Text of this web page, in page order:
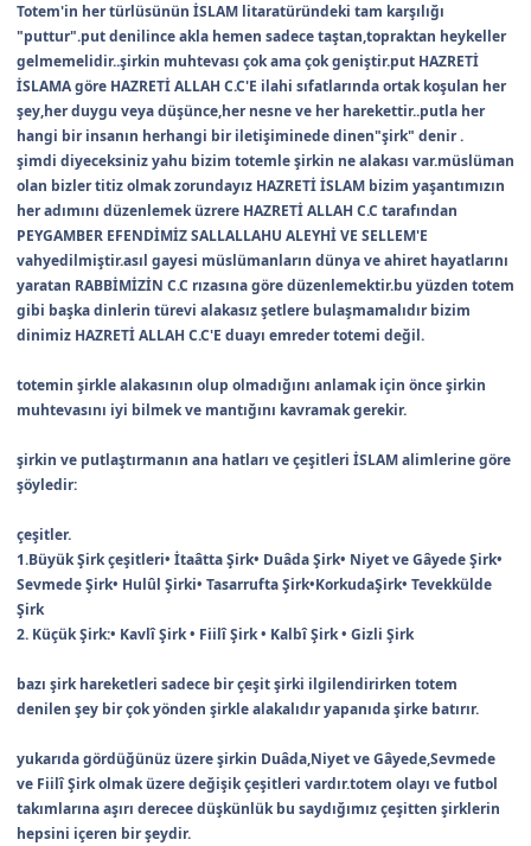
Totem'in her türlüsünün İSLAM litaratüründeki tam karşılığı
"puttur".put denilince akla hemen sadece taştan,topraktan heykeller
gelmemelidir..şirkin muhtevası çok ama çok geniştir.put HAZRETİ
İSLAMA göre HAZRETİ ALLAH C.C'E ilahi sıfatlarında ortak koşulan her
şey,her duygu veya düşünce,her nesne ve her harekettir..putla her
hangi bir insanın herhangi bir iletişiminede dinen"şirk" denir .
şimdi diyeceksiniz yahu bizim totemle şirkin ne alakası var.müslüman
olan bizler titiz olmak zorundayız HAZRETİ İSLAM bizim yaşantımızın
her adımını düzenlemek üzrere HAZRETİ ALLAH C.C tarafından
PEYGAMBER EFENDİMİZ SALLALLAHU ALEYHİ VE SELLEM'E
vahyedilmiştir.asıl gayesi müslümanların dünya ve ahiret hayatlarını
yaratan RABBİMİZİN C.C rızasına göre düzenlemektir.bu yüzden totem
gibi başka dinlerin türevi alakasız şetlere bulaşmamalıdır bizim
dinimiz HAZRETİ ALLAH C.C'E duayı emreder totemi değil.
totemin şirkle alakasının olup olmadığını anlamak için önce şirkin
muhtevasını iyi bilmek ve mantığını kavramak gerekir.
şirkin ve putlaştırmanın ana hatları ve çeşitleri İSLAM alimlerine göre
şöyledir:
çeşitler.
1.Büyük Şirk çeşitleri• İtaâtta Şirk• Duâda Şirk• Niyet ve Gâyede Şirk•
Sevmede Şirk• Hulûl Şirki• Tasarrufta Şirk•KorkudaŞirk• Tevekkülde
Şirk
2. Küçük Şirk:• Kavlî Şirk • Fiilî Şirk • Kalbî Şirk • Gizli Şirk
bazı şirk hareketleri sadece bir çeşit şirki ilgilendirirken totem
denilen şey bir çok yönden şirkle alakalıdır yapanıda şirke batırır.
yukarıda gördüğünüz üzere şirkin Duâda,Niyet ve Gâyede,Sevmede
ve Fiilî Şirk olmak üzere değişik çeşitleri vardır.totem olayı ve futbol
takımlarına aşırı derecee düşkünlük bu saydığımız çeşitten şirklerin
hepsini içeren bir şeydir.